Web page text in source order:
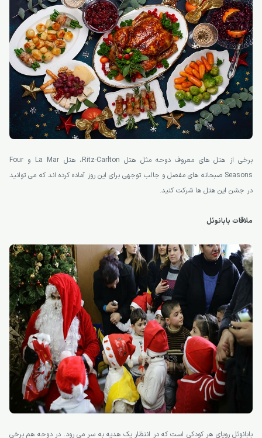
برخی از هتل های معروف دوحه مثل هتل Ritz-Carlton، هتل La Mar و Four
Seasons صبحانه های مفصل و جالب توجهی برای این روز آماده کرده اند که می توانید
در جشن این هتل ها شرکت کنید.
ملاقات بابانوئل
بابانوئل رویای هر کودکی است که در انتظار یک هدیه به سر می رود. در دوحه هم برخی